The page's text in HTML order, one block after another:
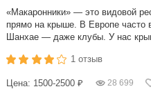
«Макаронники» — это видовой
прямо на крыше. В Европе часто
Шанхае — даже клубы. У нас
1 отзыв
Цена: 1500-2500 ₽ 28 699